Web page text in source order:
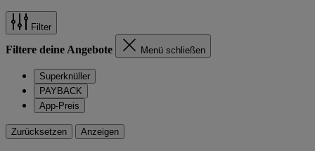
Filter
Filtere deine Angebote Menü schließen
Superknüller
PAYBACK
App-Preis
Zurücksetzen Anzeigen